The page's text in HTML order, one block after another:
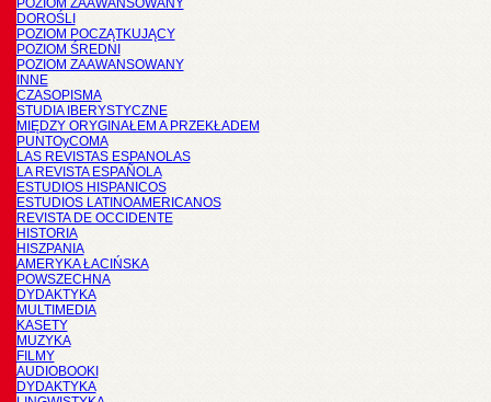
POZIOM ZAAWANSOWANY
DOROŚLI
POZIOM POCZĄTKUJĄCY
POZIOM ŚREDNI
POZIOM ZAAWANSOWANY
INNE
CZASOPISMA
STUDIA IBERYSTYCZNE
MIĘDZY ORYGINAŁEM A PRZEKŁADEM
PUNTOyCOMA
LAS REVISTAS ESPANOLAS
LA REVISTA ESPAÑOLA
ESTUDIOS HISPANICOS
ESTUDIOS LATINOAMERICANOS
REVISTA DE OCCIDENTE
HISTORIA
HISZPANIA
AMERYKA ŁACIŃSKA
POWSZECHNA
DYDAKTYKA
MULTIMEDIA
KASETY
MUZYKA
FILMY
AUDIOBOOKI
DYDAKTYKA